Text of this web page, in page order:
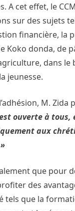
A cet effet, le
sur des sujets
financière, la
Koko donda, de
dans le
jeunesse.
M. Zida
ouverte à tous,
aux
que pour
des
tels que la